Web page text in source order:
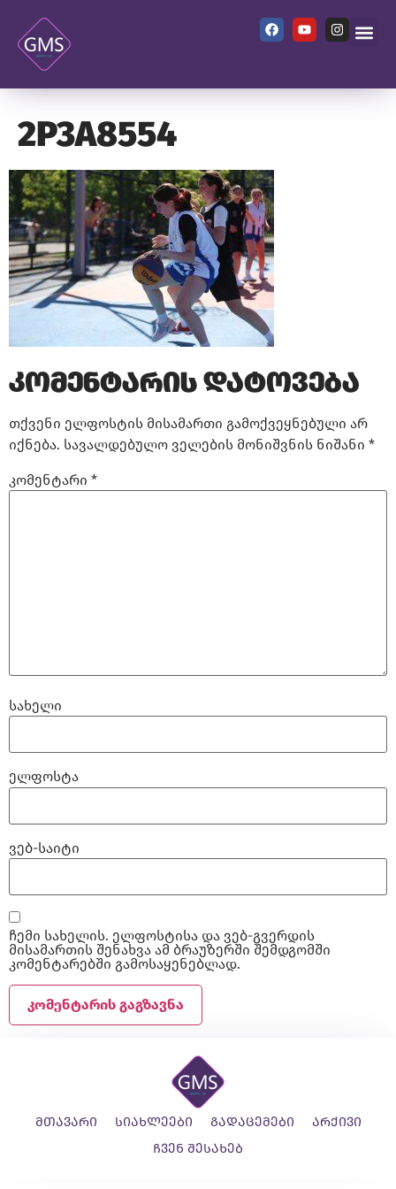
2P3A8554
კომენტარის დატოვება
თქვენი ელფოსტის მისამართი გამოქვეყნებული არ
იქნება. სავალდებულო ველების მონიშვნის ნიშანი *
კომენტარი *
სახელი
ელფოსტა
ვებ-საიტი
ჩემი სახელის. ელფოსტისა და ვებ-გვერდის
მისამართის შენახვა ამ ბრაუზერში შემდგომში
კომენტარებში გამოსაყენებლად.
მთავარი სიახლეები გადაცემები
არქივი
ჩვენ შესახებ